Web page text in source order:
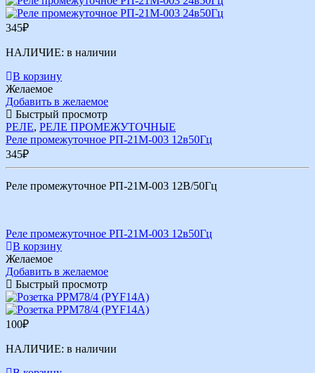
345₽
НАЛИЧИЕ: в наличии
В корзину
Желаемое
Добавить в желаемое
Быстрый просмотр
РЕЛЕ, РЕЛЕ ПРОМЕЖУТОЧНЫЕ
Реле промежуточное РП-21М-003 12в50Гц
345₽
Реле промежуточное РП-21М-003 12В/50Гц
Реле промежуточное РП-21М-003 12в50Гц
В корзину
Желаемое
Добавить в желаемое
Быстрый просмотр
100₽
НАЛИЧИЕ: в наличии